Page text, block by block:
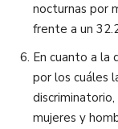
nocturnas por
frente a un
En cuanto a la
por los cuáles
mujeres y